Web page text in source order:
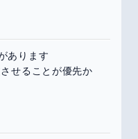
あります
せることが優先か